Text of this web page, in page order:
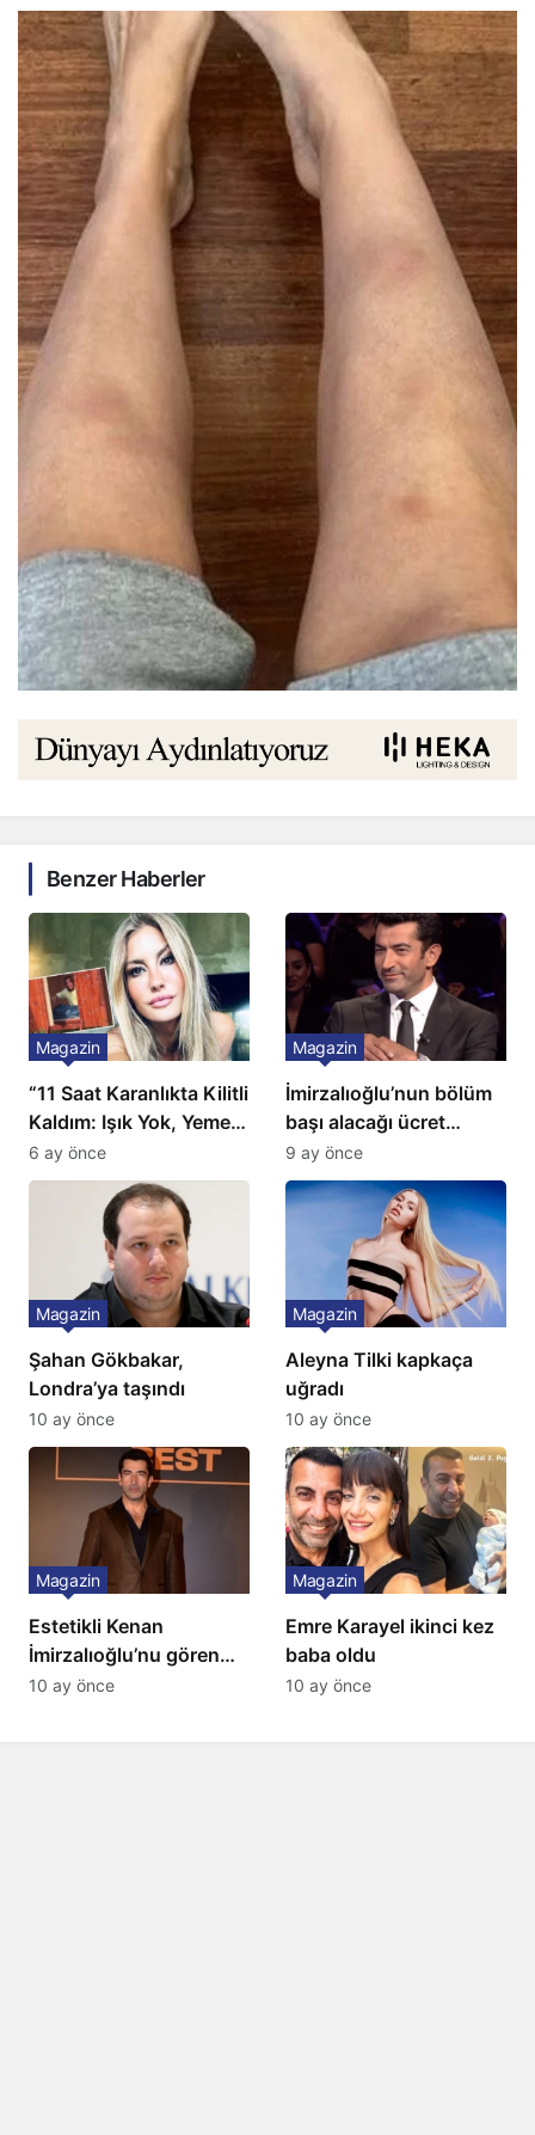
Benzer Haberler
“11 Saat Karanlıkta Kilitli
Kaldım: Işık Yok, Yemek
Yok, Tuvalet Yok!”
Çağla Şikel’den Şok
Magazin
6 ay önce
İmirzalıoğlu’nun bölüm
başı alacağı ücret
Türkiye’de bir ilk:
Gözünü 2 ilçeye dikti!
Magazin
9 ay önce
Şahan Gökbakar,
Londra’ya taşındı
Magazin
10 ay önce
Aleyna Tilki kapkaça
uğradı
Magazin
10 ay önce
Estetikli Kenan
İmirzalıoğlu’nu gören
tanıyamıyor: Son hali
Magazin
10 ay önce
Emre Karayel ikinci kez
baba oldu
Magazin
10 ay önce